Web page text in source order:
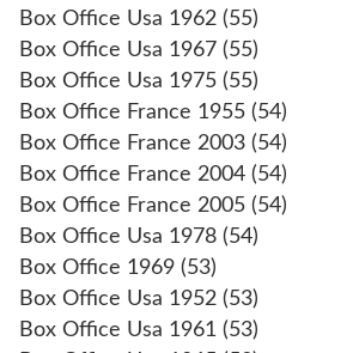
Box Office Usa 1962 (55)
Box Office Usa 1967 (55)
Box Office Usa 1975 (55)
Box Office France 1955 (54)
Box Office France 2003 (54)
Box Office France 2004 (54)
Box Office France 2005 (54)
Box Office Usa 1978 (54)
Box Office 1969 (53)
Box Office Usa 1952 (53)
Box Office Usa 1961 (53)